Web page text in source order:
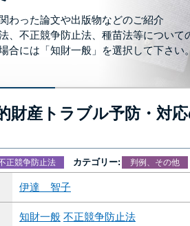
わった論文や出版物などのご紹介
、不正競争防止法、種苗法等について
合には「知財一般」を選択して下さい
産トラブル予防・対
正競争防止法 カテゴリー: 判例、その他
伊達 智子
知財一般 不正競争防止法